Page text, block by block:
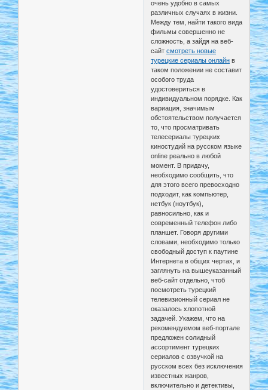
очень удобно в самых
различных случаях в жизни.
Между тем, найти такого вида
фильмы совершенно не
сложность, а зайдя на веб-
сайтсмотреть новые
турецкие сериалы онлайн в
таком положении не составит
особого труда
удостовериться в
индивидуальном порядке. Как
вариация, значимым
обстоятельством получается
то, что просматривать
телесериалы турецких
киностудий на русском языке
online реально в любой
момент. В придачу,
необходимо сообщить, что
для этого всего превосходно
подходит, как компьютер,
нетбук (ноутбук),
равносильно, как и
современный телефон либо
планшет. Говоря другими
словами, необходимо только
свободный доступ к паутине
Интернета в общих чертах, и
заглянуть на вышеуказанный
веб-сайт отдельно, чтоб
посмотреть турецкий
телевизионный сериал не
оказалось хлопотной
задачей. Укажем, что на
рекомендуемом веб-портале
предложен солидный
ассортимент турецких
сериалов с озвучкой на
русском всех без исключения
известных жанров,
включительно и детективы,